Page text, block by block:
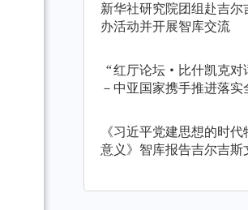
新华社研究院团组赴吉尔
办活动并开展智库交流
“红厅论坛·比什凯克对
－中亚国家携手推进落实
《习近平党建思想的时代
意义》智库报告吉尔吉斯